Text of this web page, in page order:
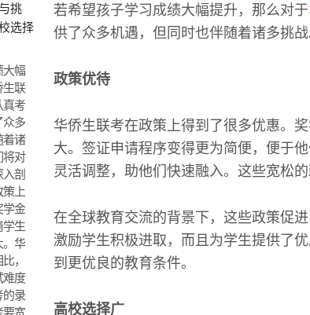
挑
选择
大幅
生联
真考
众多
着诸
将对
剖
策上
学金
学生
。华
，
难度
的录
要宽
若希望孩子学习成绩大幅提升，那么对于
供了众多机遇，但同时也伴随着诸多挑
政策优待
华侨生联考在政策上得到了很多优惠。
大。签证申请程序变得更为简便，便于
灵活调整，助他们快速融入。这些宽松
在全球教育交流的背景下，这些政策促
激励学生积极进取，而且为学生提供了
到更优良的教育条件。
高校选择广